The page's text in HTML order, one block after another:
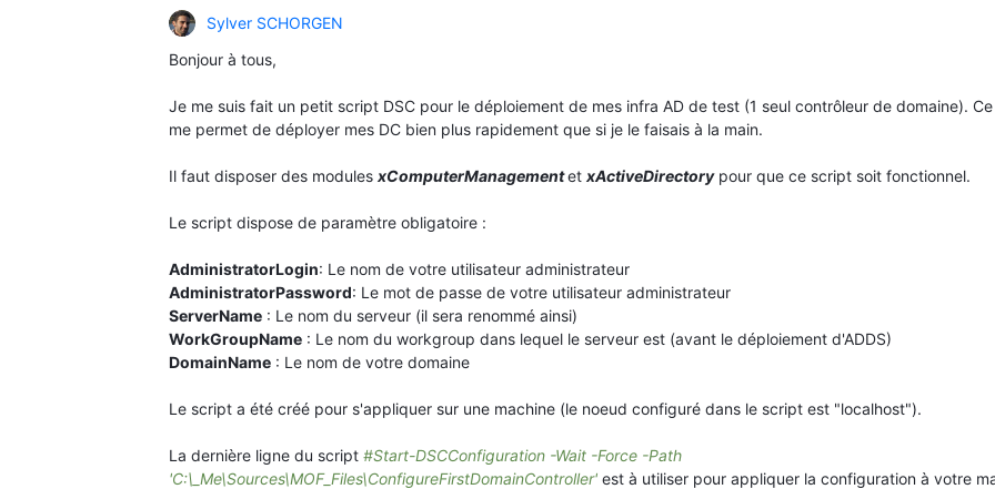
Sylver SCHORGEN
Bonjour à tous,
Je me suis fait un petit script DSC pour le déploiement de mes infra AD de test (1 seul contrôleur de domaine).
me permet de déployer mes DC bien plus rapidement que si je le faisais à la main.
Il faut disposer des modules xComputerManagementet xActiveDirectorypour que ce script soit fonctionnel.
Le script dispose de paramètre obligatoire :
AdministratorLogin: Le nom de votre utilisateur administrateur
AdministratorPassword: Le mot de passe de votre utilisateur administrateur
ServerName : Le nom du serveur (il sera renommé ainsi)
WorkGroupName : Le nom du workgroup dans lequel le serveur est (avant le déploiement d'ADDS)
DomainName : Le nom de votre domaine
Le script a été créé pour s'appliquer sur une machine (le noeud configuré dans le script est "localhost").
La dernière ligne du script #Start-DSCConfiguration -Wait -Force -Path
'C:\_Me\Sources\MOF_Files\ConfigureFirstDomainController' est à utiliser pour appliquer la configuration à votre